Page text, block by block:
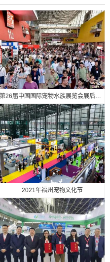
第26届中国国际宠物水族展览会展后报告
2021年福州宠物文化节